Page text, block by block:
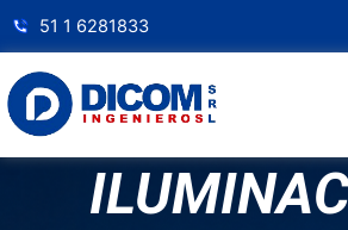
51 1 6281833